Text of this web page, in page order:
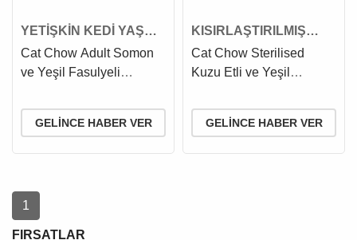
YETİŞKİN KEDİ YAŞ
MAMASI
Cat Chow Adult Somon
ve Yeşil Fasulyeli
Maması 85 Gr
GELINCE HABER VER
KISIRLAŞTIRILMIŞ
KEDİ YAŞ MAMASI
Cat Chow Sterilised
Kuzu Etli ve Yeşil
Kedi Yaş Maması 85 Gr
GELINCE HABER VER
1
FIRSATLAR